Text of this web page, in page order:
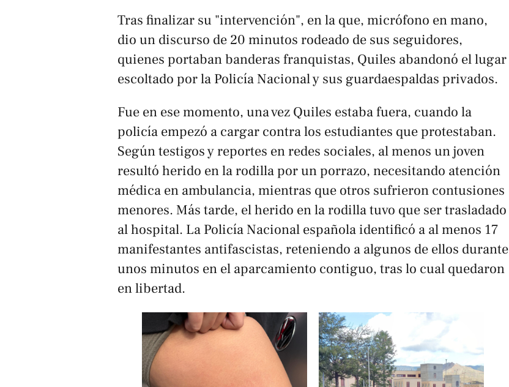
Tras finalizar su "intervención", en la que, micrófono en mano,
dio un discurso de 20 minutos rodeado de sus seguidores,
quienes portaban banderas franquistas, Quiles abandonó el lugar
escoltado por la Policía Nacional y sus guardaespaldas privados.
Fue en ese momento, una vez Quiles estaba fuera, cuando la
policía empezó a cargar contra los estudiantes que protestaban.
Según testigos y reportes en redes sociales, al menos un joven
resultó herido en la rodilla por un porrazo, necesitando atención
médica en ambulancia, mientras que otros sufrieron contusiones
menores. Más tarde, el herido en la rodilla tuvo que ser trasladado
al hospital. La Policía Nacional española identificó a al menos 17
manifestantes antifascistas, reteniendo a algunos de ellos durante
unos minutos en el aparcamiento contiguo, tras lo cual quedaron
en libertad.